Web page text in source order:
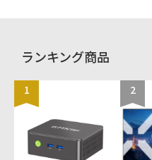
ランキング商品
1 2